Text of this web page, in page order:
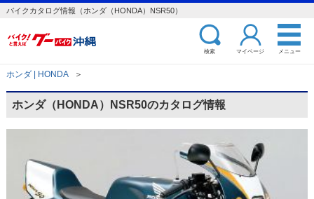
バイクカタログ情報（ホンダ（HONDA）NSR50）
検索 マイページ メニュー
ホンダ | HONDA ＞
ホンダ（HONDA）NSR50のカタログ情報